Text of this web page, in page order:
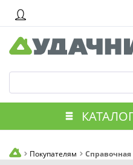
Покупателям